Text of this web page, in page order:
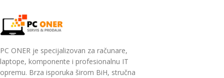
PC ONER je specijalizovan za računare,
laptope, komponente i profesionalnu IT
opremu. Brza isporuka širom BiH, stručna